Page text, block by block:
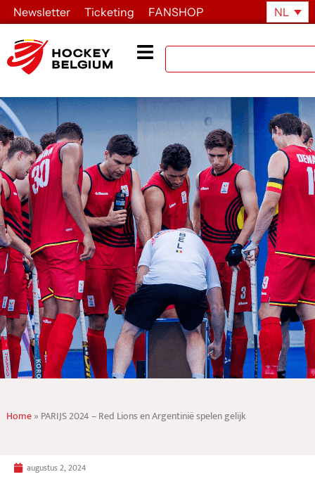
Newsletter Ticketing FANSHOP NL
Home» PARIJS 2024 – Red Lions en Argentinië spelen gelijk
augustus 2, 2024